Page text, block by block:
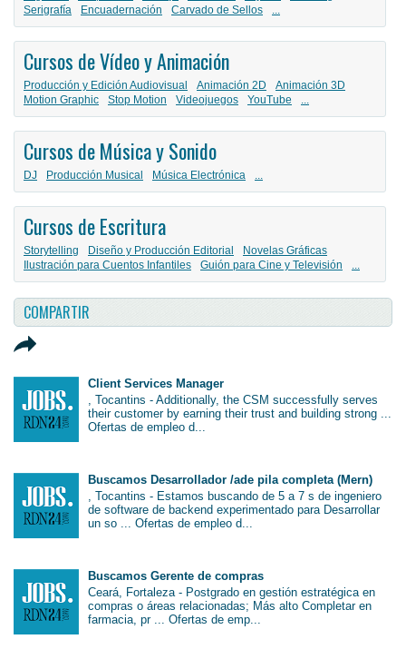
Serigrafía
Encuadernación Carvado de Sellos ...
Cursos de Vídeo y Animación
Producción y Edición Audiovisual Animación 2D
Animación 3D
Motion Graphic
Stop Motion Videojuegos YouTube ...
Cursos de Música y Sonido
DJ Producción Musical Música Electrónica ...
Cursos de Escritura
Storytelling Diseño y Producción Editorial
Novelas Gráficas
Ilustración para Cuentos Infantiles
Guión para Cine y Televisión ...
COMPARTIR
Client Services Manager
, Tocantins - Additionally, the CSM successfully serves
their customer by earning their trust and building strong ...
Ofertas de empleo d...
Buscamos Desarrollador /ade pila completa (Mern)
, Tocantins - Estamos buscando de 5 a 7 s de ingeniero
de software de backend experimentado para Desarrollar
un so ... Ofertas de empleo d...
Buscamos Gerente de compras
Ceará, Fortaleza - Postgrado en gestión estratégica en
compras o áreas relacionadas; Más alto Completar en
farmacia, pr ... Ofertas de emp...